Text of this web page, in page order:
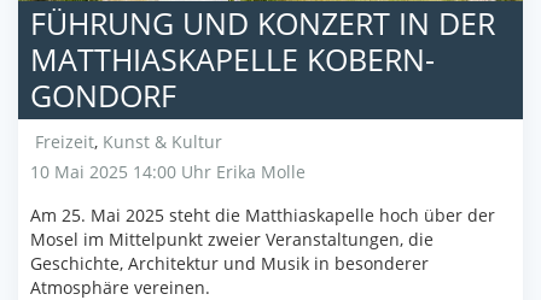
FÜHRUNG UND KONZERT IN DER
MATTHIASKAPELLE KOBERN-
GONDORF
Freizeit, Kunst & Kultur
10 Mai 2025 14:00 Uhr Erika Molle
Am 25. Mai 2025 steht die Matthiaskapelle hoch über der
Mosel im Mittelpunkt zweier Veranstaltungen, die
Geschichte, Architektur und Musik in besonderer
Atmosphäre vereinen.